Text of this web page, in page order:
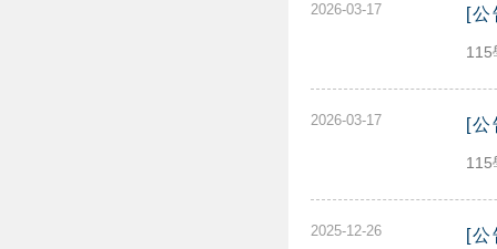
2026-03-17 [
115
2026-03-17 [
115
2025-12-26 [